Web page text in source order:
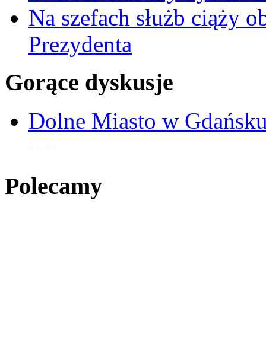
Na szefach służb ciąży
Prezydenta
Gorące dyskusje
Dolne Miasto w
Polecamy